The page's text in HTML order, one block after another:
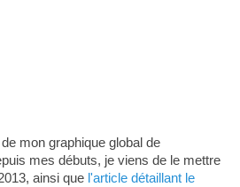
mon graphique global de
mes débuts, je viens de le mettre
ainsi que l'article détaillant le